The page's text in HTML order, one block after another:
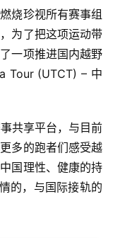
烧珍视所有赛事组
为了把这项运动带
一项推进国内越野
Tour (UTCT) – 中
共享平台，与目前
多的跑者们感受越
国理性、健康的持
的，与国际接轨的